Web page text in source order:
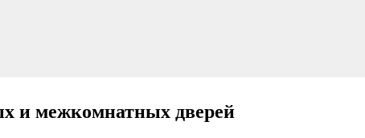
и межкомнатных дверей